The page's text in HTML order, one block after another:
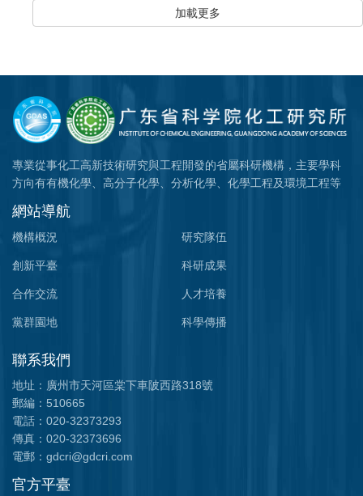
加載更多
專業從事化工高新技術研究與工程開發的省屬科研機構，主要學科
方向有有機化學、高分子化學、分析化學、化學工程及環境工程等
網站導航
機構概況 研究隊伍
創新平臺 科研成果
合作交流 人才培養
黨群園地 科學傳播
聯系我們
地址：廣州市天河區棠下車陂西路318號
郵編：510665
電話：020-32373293
傳真：020-32373696
電郵：gdcri@gdcri.com
官方平臺